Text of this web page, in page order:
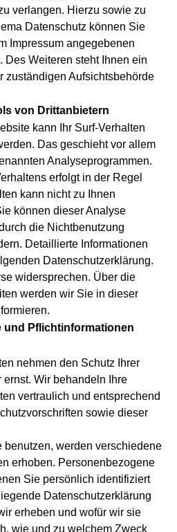
verlangen. Hierzu sowie zu
Datenschutz können Sie
Impressum angegebenen
Des Weiteren steht Ihnen ein
zuständigen Aufsichtsbehörde
von Drittanbietern
kann Ihr Surf-Verhalten
Das geschieht vor allem
Analyseprogrammen.
erfolgt in der Regel
kann nicht zu Ihnen
können dieser Analyse
die Nichtbenutzung
Detaillierte Informationen
Datenschutzerklärung.
widersprechen. Über die
werden wir Sie in dieser
und Pflichtinformationen
nehmen den Schutz Ihrer
Wir behandeln Ihre
vertraulich und entsprechend
sowie dieser
benutzen, werden verschiedene
erhoben. Personenbezogene
Sie persönlich identifiziert
Datenschutzerklärung
erheben und wofür wir sie
wie und zu welchem Zweck